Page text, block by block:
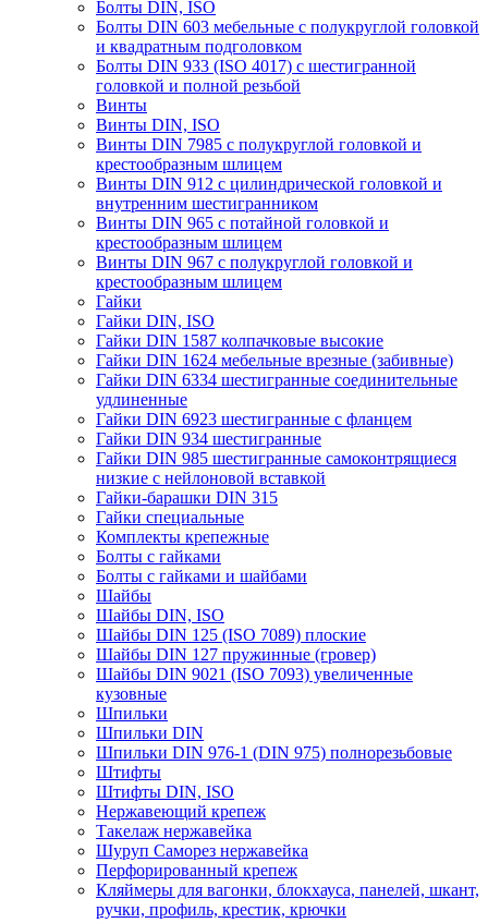
Болты DIN, ISO
Болты DIN 603 мебельные с полукруглой головкой
и квадратным подголовком
Болты DIN 933 (ISO 4017) с шестигранной
головкой и полной резьбой
Винты
Винты DIN, ISO
Винты DIN 7985 с полукруглой головкой и
крестообразным шлицем
Винты DIN 912 с цилиндрической головкой и
внутренним шестигранником
Винты DIN 965 с потайной головкой и
крестообразным шлицем
Винты DIN 967 с полукруглой головкой и
крестообразным шлицем
Гайки
Гайки DIN, ISO
Гайки DIN 1587 колпачковые высокие
Гайки DIN 1624 мебельные врезные (забивные)
Гайки DIN 6334 шестигранные соединительные
удлиненные
Гайки DIN 6923 шестигранные с фланцем
Гайки DIN 934 шестигранные
Гайки DIN 985 шестигранные самоконтрящиеся
низкие с нейлоновой вставкой
Гайки-барашки DIN 315
Гайки специальные
Комплекты крепежные
Болты с гайками
Болты с гайками и шайбами
Шайбы
Шайбы DIN, ISO
Шайбы DIN 125 (ISO 7089) плоские
Шайбы DIN 127 пружинные (гровер)
Шайбы DIN 9021 (ISO 7093) увеличенные
кузовные
Шпильки
Шпильки DIN
Шпильки DIN 976-1 (DIN 975) полнорезьбовые
Штифты
Штифты DIN, ISO
Нержавеющий крепеж
Такелаж нержавейка
Шуруп Саморез нержавейка
Перфорированный крепеж
Кляймеры для вагонки, блокхауса, панелей, шкант,
ручки, профиль, крестик, крючки